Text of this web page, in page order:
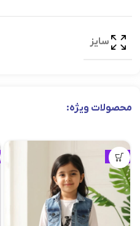
سایز
محصولات ویژه:
ویژه